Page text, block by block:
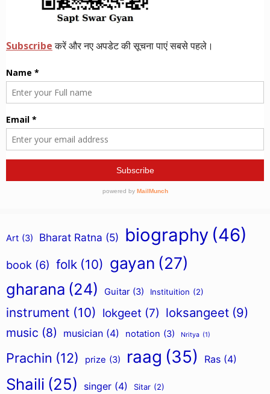
Art (3) Bharat Ratna (5) biography (46)
book (6) folk (10) gayan (27)
gharana (24) Guitar (3) Instituition (2)
instrument (10) lokgeet (7) loksangeet (9)
music (8) musician (4) notation (3) Nritya (1)
Prachin (12) prize (3) raag (35) Ras (4)
Shaili (25) singer (4) Sitar (2)